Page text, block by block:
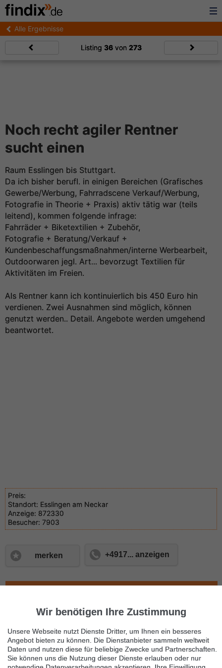
Alle Ergebnisse
Listing 36von 273
Noch recht agiler Rentner
sucht einen
Raum Esslingen bis Stuttgart.
Da ich bisher berufl. in einigen Bereichen (Grafisches
Gewerbe/Werbung, Fahrradscene Verkauf/Werbung,
Fotografie in Theorie + Praxis) aktiv tätig war (teils
leitend), kommen folgende infrage:
Fahrräder + Biketextilien + Zubehör,
Fotografie + Beratung/Verkauf +
Kundenbeschaffungsmaßnahmen/interne Werbearbeit,
Outdoorwaren jegl. Art... bevorzugt Textilien für
Aktivitäten im Freien.
Als Rentner kann ich kontinuierlich bis 450 Euro hin
verdienen. Zwei Ausnahmen sind möglich, können
genutzt werden.. Detail. Angebote werden umgehend
beantwortet.
Preis:
Standort: Esslingen am Neckar
Anzeige: 872330
Besucher: 7903
merken +4917... anzeigen
Nächste Anzeige
Teilzeitstellen
Wir benötigen Ihre Zustimmung
Unsere Webseite nutzt Dienste Dritter, um Ihnen ein besseres
Angebot bieten zu können. Die Dienstanbieter sammeln weltweit
Daten und nutzen diese für beliebige Zwecke und Partnerschaften.
Sie können uns die Nutzung dieser Dienste erlauben oder nur